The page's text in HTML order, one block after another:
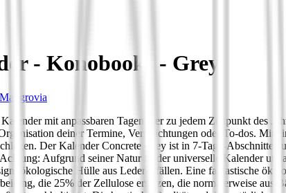
- Konobooks - Grey
Mangrovia
mit anpassbaren Tagen, der zu jedem Zeitpunkt des
deiner Termine, Verpflichtungen oder To-dos. Mit
Der Kalender Concrete Grey ist in 7-Tage-Abschnitte
Aufgrund seiner Natur ist der universelle Kalender
ökologische Hülle aus Lederabfällen. Eine fantastische
die 25% der Zellulose ersetzen, die normalerweise aus